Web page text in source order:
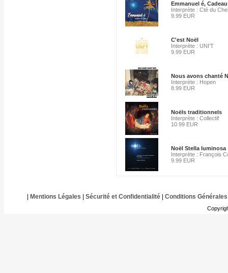
Emmanuel é,
Interprète : Cté du
9.99 EUR
C'est Noël
Interprète : UNI'T
9.99 EUR
Nous avons chanté
Interprète : Hopen
8.99 EUR
Noëls traditionnels
Interprète : Collectif
10.99 EUR
Noël Stella luminosa
Interprète : François
9.99 EUR
Mentions Légales Sécurité et Confidentialité| Conditions Générales